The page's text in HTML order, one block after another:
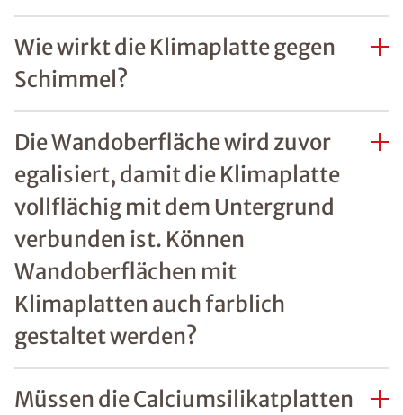
Wie wirkt die Klimaplatte gegen
Schimmel?
Die Wandoberfläche wird zuvor
egalisiert, damit die Klimaplatte
vollflächig mit dem Untergrund
verbunden ist. Können
Wandoberflächen mit
Klimaplatten auch farblich
gestaltet werden?
Müssen die Calciumsilikatplatten